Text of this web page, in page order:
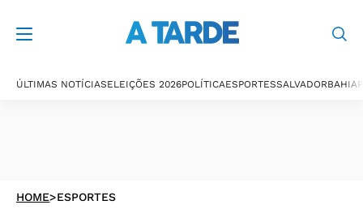
ÚLTIMAS NOTÍCIASELEIÇÕES 2026POLÍTICAESPORTESSALVADORBAHIA
HOME>ESPORTES